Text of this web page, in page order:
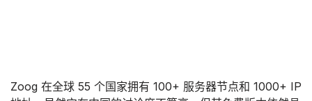
Zoog 在全球 55 个国家拥有 100+ 服务器节点和 1000+ IP